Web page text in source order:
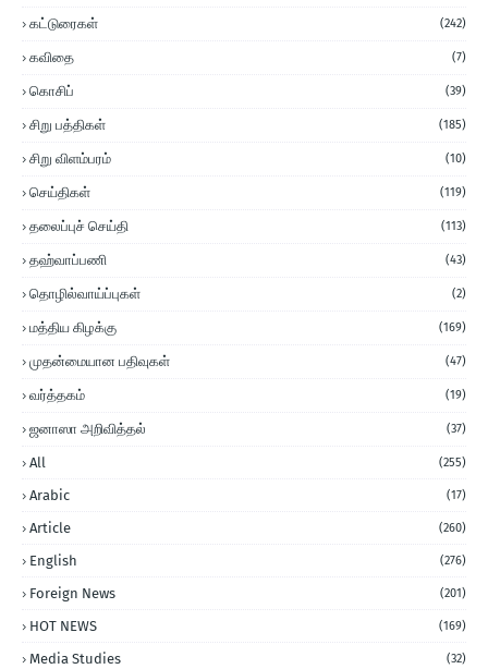
கட்டுரைகள் (242)
கவிதை (7)
கொசிப் (39)
சிறு பத்திகள் (185)
சிறு விளம்பரம் (10)
செய்திகள் (119)
தலைப்புச் செய்தி (113)
தஹ்வாப்பணி (43)
தொழில்வாய்ப்புகள் (2)
மத்திய கிழக்கு (169)
முதன்மையான பதிவுகள் (47)
வர்த்தகம் (19)
ஜனாஸா அறிவித்தல் (37)
All (255)
Arabic (17)
Article (260)
English (276)
Foreign News (201)
HOT NEWS (169)
Media Studies (32)